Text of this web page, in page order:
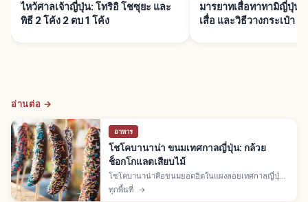
ไหว้ศาลเจ้าญี่ปุ่น: โทริอิ โชซุยะ และ
พิธี 2 โค้ง 2 ตบ 1 โค้ง
มารยาทเสื่อทาทามิญี่ปุ่น:
เสื่อ และวิธีวางกระเป๋า
อ่านต่อ →
อาหาร
โชโคบานาน่า ขนมเทศกาลญี่ปุ่น: กล้วย
ช็อกโกแลตเสียบไม้
โชโคบานาน่าคือขนมยอดฮิตในแผงลอยเทศกาลญี่ปุ่น
กล้วยเสียบไม้เคลือบช็อกโกแลตแล้วแช่ให้แข็ง โรย
ท็อปปิ้งสีสันสดใส เหมาะกับการเดินกิน
ทุกพื้นที่ →